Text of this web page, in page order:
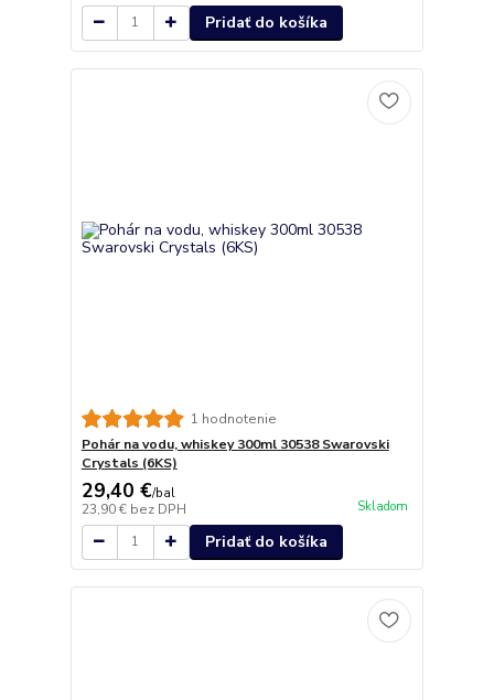
Pridať do košíka
1 hodnotenie
Pohár na vodu, whiskey 300ml 30538 Swarovski
Crystals (6KS)
29,40 €/bal
23,90 € bez DPH Skladom
Pridať do košíka